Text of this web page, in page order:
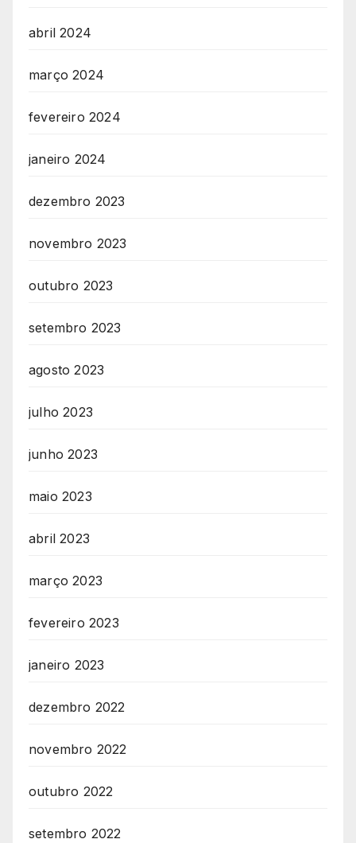
abril 2024
março 2024
fevereiro 2024
janeiro 2024
dezembro 2023
novembro 2023
outubro 2023
setembro 2023
agosto 2023
julho 2023
junho 2023
maio 2023
abril 2023
março 2023
fevereiro 2023
janeiro 2023
dezembro 2022
novembro 2022
outubro 2022
setembro 2022